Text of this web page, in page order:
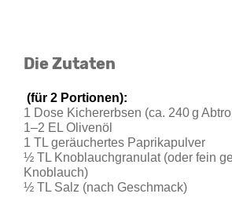
Die Zutaten
(für 2 Portionen):
1 Dose Kichererbsen (ca. 240 g
1–2 EL Olivenöl
1 TL geräuchertes Paprikapulver
½ TL Knoblauchgranulat (oder fein
Knoblauch)
½ TL Salz (nach Geschmack)